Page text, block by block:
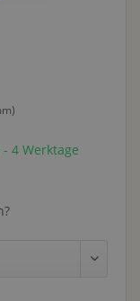
4 Werktage